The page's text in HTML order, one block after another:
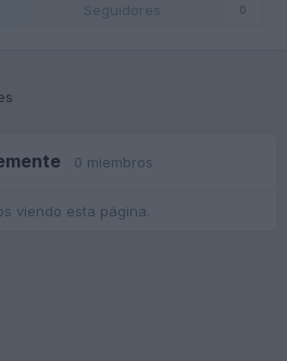
Seguidores 0
0 miembros
viendo esta página.